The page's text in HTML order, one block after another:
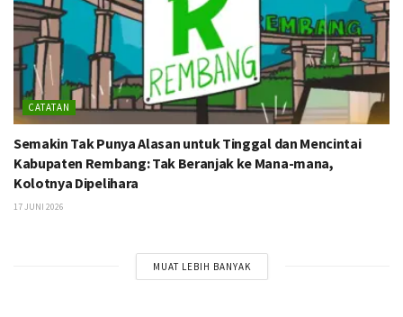
CATATAN
Semakin Tak Punya Alasan untuk Tinggal dan Mencintai
Kabupaten Rembang: Tak Beranjak ke Mana-mana,
Kolotnya Dipelihara
17 JUNI 2026
MUAT LEBIH BANYAK